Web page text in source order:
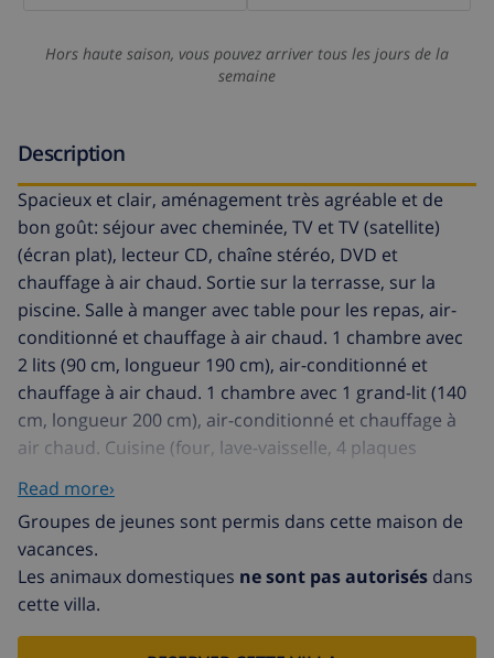
Hors haute saison, vous pouvez arriver tous les jours de la
semaine
Description
Spacieux et clair, aménagement très agréable et de
bon goût: séjour avec cheminée, TV et TV (satellite)
(écran plat), lecteur CD, chaîne stéréo, DVD et
chauffage à air chaud. Sortie sur la terrasse, sur la
piscine. Salle à manger avec table pour les repas, air-
conditionné et chauffage à air chaud. 1 chambre avec
2 lits (90 cm, longueur 190 cm), air-conditionné et
chauffage à air chaud. 1 chambre avec 1 grand-lit (140
cm, longueur 200 cm), air-conditionné et chauffage à
air chaud. Cuisine (four, lave-vaisselle, 4 plaques
vitrocéramique, four micro-ondes, congélateur,
cafetière électrique). Sortie sur la terrasse, sur la
piscine. Douche/WC, WC séparé. À l'étage supérieur: 1
chambre avec 1 grand-lit (160 cm, longueur 200 cm),
bain/bidet/WC, douche, double vasque, air-
conditionné et chauffage à air chaud. Sortie sur la
terrasse. A disposition: lave-linge, sèche-linge. Internet
Read more›
Groupes de jeunes sont permis dans cette maison de
vacances.
Les animaux domestiques ne sont pas autorisés dans
cette villa.